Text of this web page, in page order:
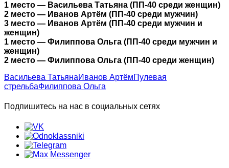
1 место — Васильева Татьяна (ПП-40 среди женщин)
2 место — Иванов Артём (ПП-40 среди мужчин)
3 место — Иванов Артём (ПП-40 среди мужчин и
женщин)
1 место — Филиппова Ольга (ПП-40 среди мужчин и
женщин)
2 место — Филиппова Ольга (ПП-40 среди женщин)
Васильева ТатьянаИванов АртёмПулевая
стрельбаФилиппова Ольга
Подпишитесь на нас в социальных сетях